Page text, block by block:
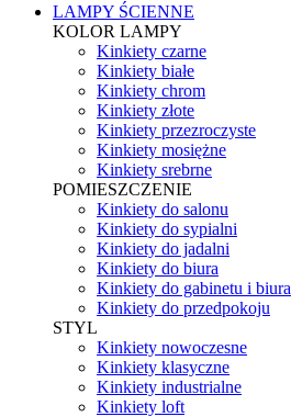
LAMPY ŚCIENNE
KOLOR LAMPY
Kinkiety czarne
Kinkiety białe
Kinkiety chrom
Kinkiety złote
Kinkiety przezroczyste
Kinkiety mosiężne
Kinkiety srebrne
POMIESZCZENIE
Kinkiety do salonu
Kinkiety do sypialni
Kinkiety do jadalni
Kinkiety do biura
Kinkiety do gabinetu i biura
Kinkiety do przedpokoju
STYL
Kinkiety nowoczesne
Kinkiety klasyczne
Kinkiety industrialne
Kinkiety loft